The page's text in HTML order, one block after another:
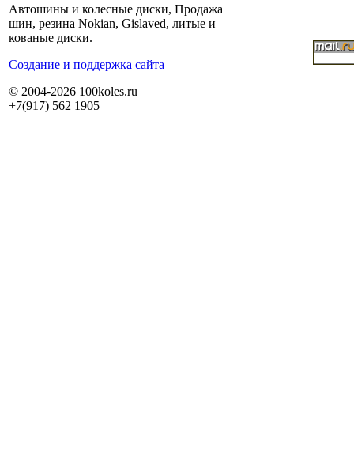
Автошины и колесные диски, Продажа
шин, резина Nokian, Gislaved, литые и
кованые диски.
Cоздание и поддержка сайта
© 2004-2026 100koles.ru
+7(917) 562 1905